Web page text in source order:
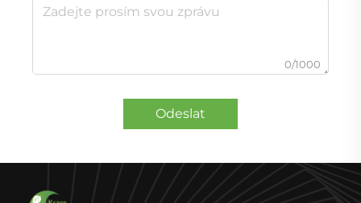
0/1000
Odeslat